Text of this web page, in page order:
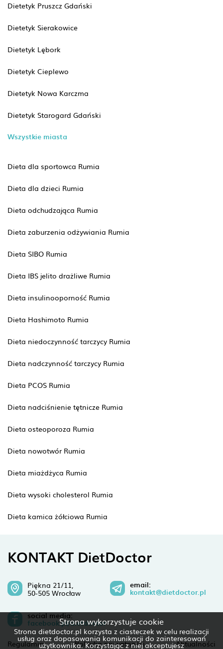
Strona wykorzystuje cookie
Strona dietdoctor.pl korzysta z ciasteczek w celu realizacji
usług oraz dopasowania komunikacji do zainteresowań
użytkownika. Korzystając z niej akceptujesz
Dietetyk Pruszcz Gdański
Dietetyk Sierakowice
Dietetyk Lębork
Dietetyk Cieplewo
Dietetyk Nowa Karczma
Dietetyk Starogard Gdański
Wszystkie miasta
Dieta dla sportowca Rumia
Dieta dla dzieci Rumia
Dieta odchudzająca Rumia
Dieta zaburzenia odżywiania Rumia
Dieta SIBO Rumia
Dieta IBS jelito drażliwe Rumia
Dieta insulinooporność Rumia
Dieta Hashimoto Rumia
Dieta niedoczynność tarczycy Rumia
Dieta nadczynność tarczycy Rumia
Dieta PCOS Rumia
Dieta nadciśnienie tętnicze Rumia
Dieta osteoporoza Rumia
Dieta nowotwór Rumia
Dieta miażdżyca Rumia
Dieta wysoki cholesterol Rumia
Dieta kamica żółciowa Rumia
KONTAKT DietDoctor
Piękna 21/11,
50-505 Wrocław
email:
kontakt@dietdoctor.pl
social media:
facebook.pl/dietdoctor
Regulamin Polityka prywatności Aktualności